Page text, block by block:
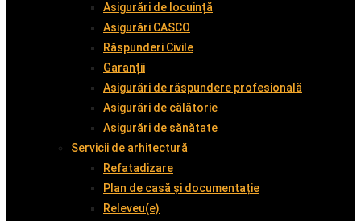
Asigurări de locuință
Asigurări CASCO
Răspunderi Civile
Garanții
Asigurări de răspundere profesională
Asigurări de călătorie
Asigurări de sănătate
Servicii de arhitectură
Refatadizare
Plan de casă și documentație
Releveu(e)